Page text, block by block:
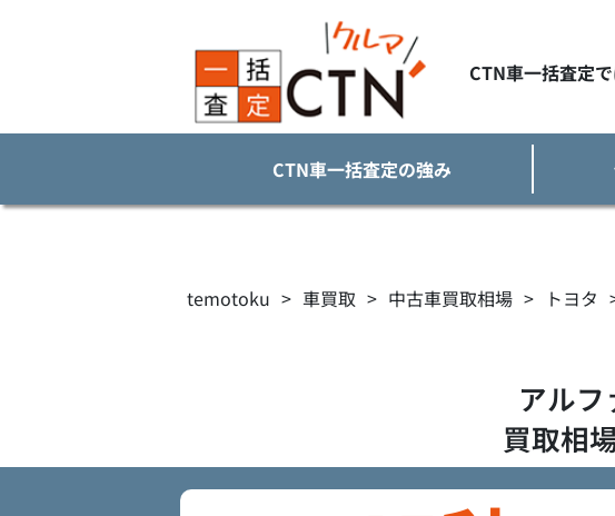
CTN車一括査定
CTN車一括査定の強み
temotoku > 車買取 > 中古車買取相場 > トヨタ
アルフ
買取相